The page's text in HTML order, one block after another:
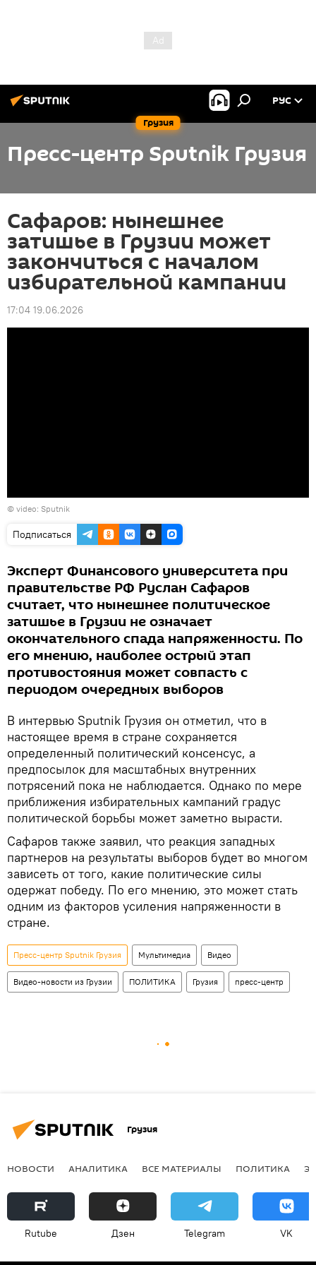
Грузия
РУС
Пресс-центр Sputnik Грузия
Сафаров: нынешнее
затишье в Грузии может
закончиться с началом
избирательной кампании
17:04 19.06.2026
© video: Sputnik
Подписаться
Эксперт Финансового университета при
правительстве РФ Руслан Сафаров
считает, что нынешнее политическое
затишье в Грузии не означает
окончательного спада напряженности. По
его мнению, наиболее острый этап
противостояния может совпасть с
периодом очередных выборов
В интервью Sputnik Грузия он отметил, что в
настоящее время в стране сохраняется
определенный политический консенсус, а
предпосылок для масштабных внутренних
потрясений пока не наблюдается. Однако по мере
приближения избирательных кампаний градус
политической борьбы может заметно вырасти.
Сафаров также заявил, что реакция западных
партнеров на результаты выборов будет во многом
зависеть от того, какие политические силы
одержат победу. По его мнению, это может стать
одним из факторов усиления напряженности в
стране.
Пресс-центр Sputnik Грузия Мультимедиа Видео
Видео-новости из Грузии ПОЛИТИКА Грузия пресс-центр
Грузия
НОВОСТИ АНАЛИТИКА ВСЕ МАТЕРИАЛЫ ПОЛИТИКА
Rutube Дзен Telegram VK